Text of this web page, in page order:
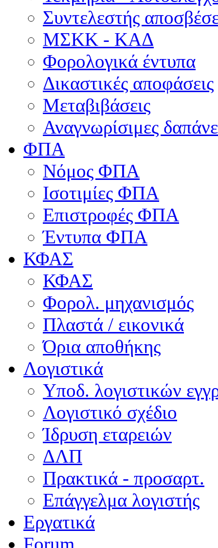
Συντελεστής
ΜΣKΚ - ΚΑΔ
Φορολογικά έντυπα
Δικαστικές αποφάσεις
Μεταβιβάσεις
Αναγνωρίσιμες
ΦΠΑ
Νόμος ΦΠΑ
Ισοτιμίες ΦΠΑ
Επιστροφές ΦΠΑ
Έντυπα ΦΠΑ
ΚΦΑΣ
ΚΦΑΣ
Φορολ. μηχανισμός
Πλαστά / εικονικά
Όρια αποθήκης
Λογιστικά
Υποδ. λογιστικών
Λογιστικό σχέδιο
Ίδρυση εταρειών
ΔΛΠ
Πρακτικά - προσαρτ.
Επάγγελμα λογιστής
Εργατικά